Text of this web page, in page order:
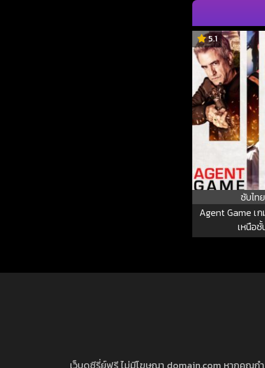
5.1
ซับไทย
Agent Game เ
เหนือ